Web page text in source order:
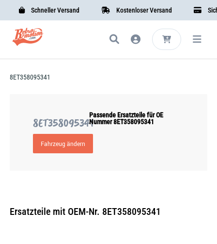
Schneller Versand Kostenloser Versand
8ET358095341
8ET358095341
Passende Ersatzteile für OE
Nummer 8ET358095341
Fahrzeug ändern
Ersatzteile mit OEM-Nr. 8ET358095341